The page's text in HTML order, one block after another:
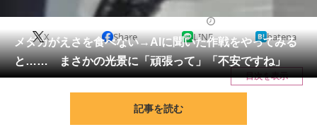
会員記事
メディア
メダカがえさを食べない→AIに聞いた作戦をやってみる
と…… まさかの光景に「頑張って」「不安ですね」
X Share LINE hatena
目次を表示
記事を読む